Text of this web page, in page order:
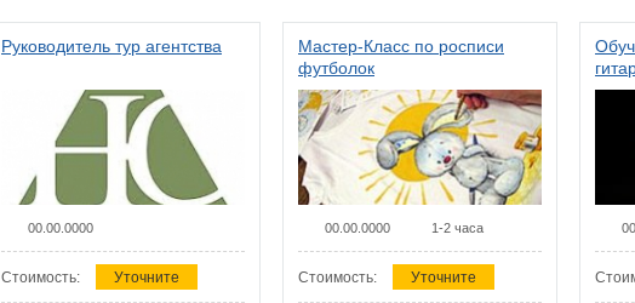
Руководитель тур агентства
00.00.0000
Стоимость: Уточните
Мастер-Класс по росписи
футболок
00.00.0000 1-2 часа
Стоимость: Уточните